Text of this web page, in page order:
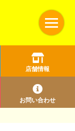
店舗情報
お問い合わせ